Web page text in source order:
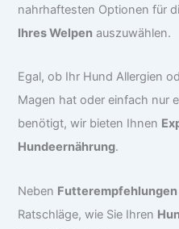
nahrhaftesten Optionen für
Ihres Welpen auszuwählen.
Egal, ob Ihr Hund Allergien
Magen hat oder einfach nur
benötigt, wir bieten Ihnen
Hundeernährung.
Neben Futterempfehlungen
Ratschläge, wie Sie Ihren